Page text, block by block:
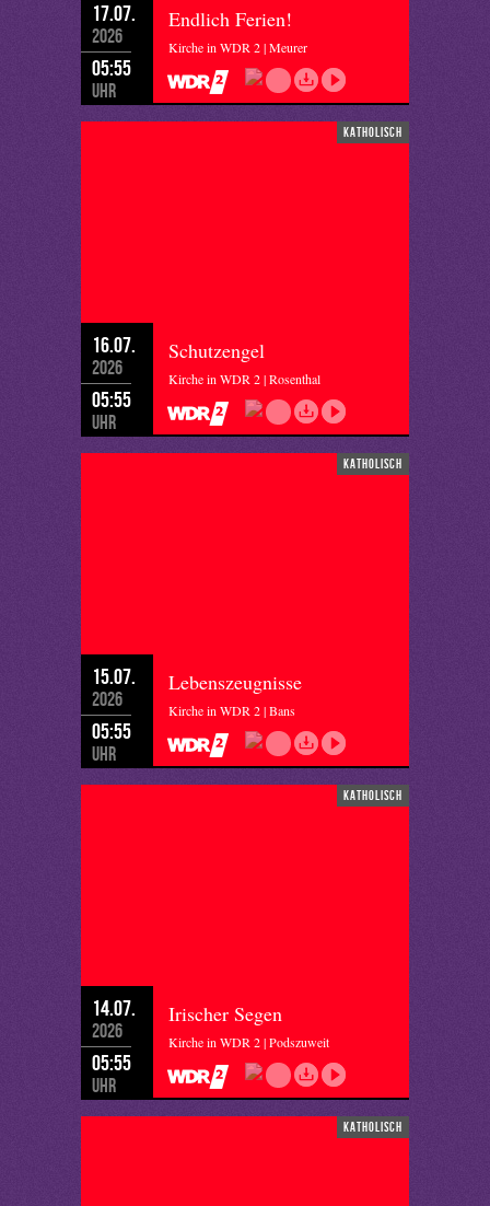
17.07.
2026
05:55
Uhr
Endlich Ferien!
Kirche in WDR 2 | Meurer
katholisch
16.07.
2026
05:55
Uhr
Schutzengel
Kirche in WDR 2 | Rosenthal
katholisch
15.07.
2026
05:55
Uhr
Lebenszeugnisse
Kirche in WDR 2 | Bans
katholisch
14.07.
2026
05:55
Uhr
Irischer Segen
Kirche in WDR 2 | Podszuweit
katholisch